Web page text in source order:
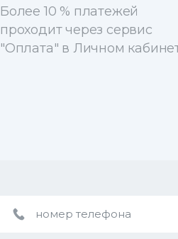
Более 10 % платежей
проходит через сервис
"Оплата" в Личном